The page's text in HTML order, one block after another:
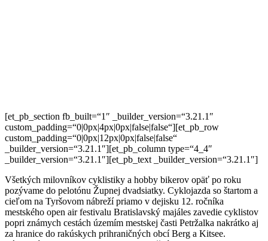
[et_pb_section fb_built=“1″ _builder_version=“3.21.1″
custom_padding=“0|0px|4px|0px|false|false“][et_pb_row
custom_padding=“0|0px|12px|0px|false|false“
_builder_version=“3.21.1″][et_pb_column type=“4_4″
_builder_version=“3.21.1″][et_pb_text _builder_version=“3.21.1″]
Všetkých milovníkov cyklistiky a hobby bikerov opäť po roku
pozývame do pelotónu Župnej dvadsiatky. Cyklojazda so štartom a
cieľom na Tyršovom nábreží priamo v dejisku 12. ročníka
mestského open air festivalu Bratislavský majáles zavedie cyklistov
popri známych cestách územím mestskej časti Petržalka nakrátko aj
za hranice do rakúskych prihraničných obcí Berg a Kitsee.